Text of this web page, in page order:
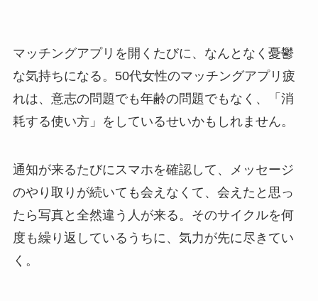
マッチングアプリを開くたびに、なんとなく憂鬱
な気持ちになる。50代女性のマッチングアプリ疲
れは、意志の問題でも年齢の問題でもなく、「消
耗する使い方」をしているせいかもしれません。
通知が来るたびにスマホを確認して、メッセージ
のやり取りが続いても会えなくて、会えたと思っ
たら写真と全然違う人が来る。そのサイクルを何
度も繰り返しているうちに、気力が先に尽きてい
く。